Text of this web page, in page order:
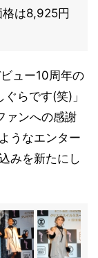
格は8,925円
ュー10周年の
らです(笑)」
ァンへの感謝
うなエンター
みを新たにし